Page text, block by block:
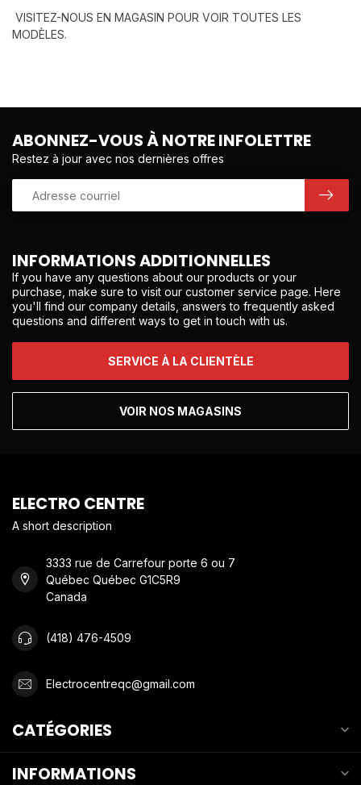
VISITEZ-NOUS EN MAGASIN POUR VOIR TOUTES LES
MODÈLES.
INFORMATIONS ADDITIONNELLES
If you have any questions about our products or your
purchase, make sure to visit our customer service page. Here
you'll find our company details, answers to frequently asked
questions and different ways to get in touch with us.
SERVICE À LA CLIENTÈLE
VOIR NOS MAGASINS
ABONNEZ-VOUS À NOTRE INFOLETTRE
Restez à jour avec nos dernières offres
ELECTRO CENTRE
A short description
3333 rue de Carrefour porte 6 ou 7
Québec Québec G1C5R9
Canada
(418) 476-4509
Electrocentreqc@gmail.com
CATÉGORIES
INFORMATIONS